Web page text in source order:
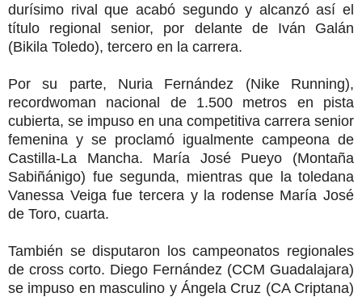
durísimo rival que acabó segundo y alcanzó así el
título regional senior, por delante de Iván Galán
(Bikila Toledo), tercero en la carrera.
Por su parte, Nuria Fernández (Nike Running),
recordwoman nacional de 1.500 metros en pista
cubierta, se impuso en una competitiva carrera senior
femenina y se proclamó igualmente campeona de
Castilla-La Mancha. María José Pueyo (Montaña
Sabiñánigo) fue segunda, mientras que la toledana
Vanessa Veiga fue tercera y la rodense María José
de Toro, cuarta.
También se disputaron los campeonatos regionales
de cross corto. Diego Fernández (CCM Guadalajara)
se impuso en masculino y Ángela Cruz (CA Criptana)